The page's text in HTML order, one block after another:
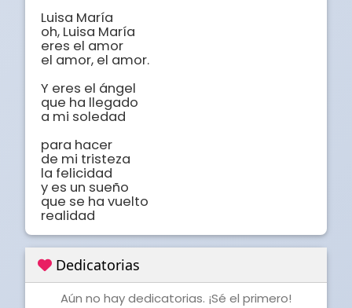
Luisa María
oh, Luisa María
eres el amor
el amor, el amor.
Y eres el ángel
que ha llegado
a mi soledad
para hacer
de mi tristeza
la felicidad
y es un sueño
que se ha vuelto
realidad
Dedicatorias
Aún no hay dedicatorias. ¡Sé el primero!